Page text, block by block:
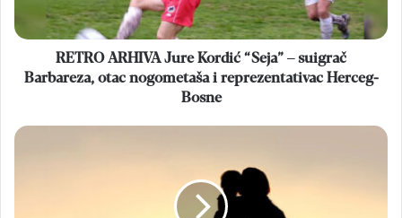
Barbareza,
otac
nogometaša
Bosne
RETRO ARHIVA Jure Kordić “Seja” – suigrač
Barbareza, otac nogometaša i reprezentativac Herceg-
Bosne
Majčin